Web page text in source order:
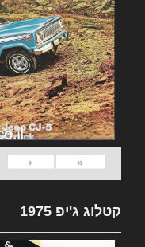
«
‹
קטלוג ג'יפ 1975